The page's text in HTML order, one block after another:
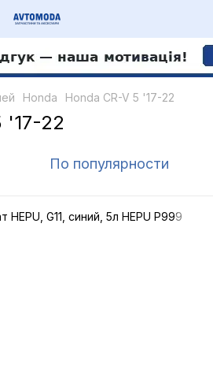
Honda Honda CR-V 5 '17-22
'17-22
По популярности